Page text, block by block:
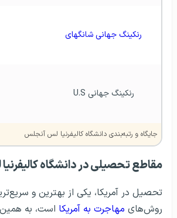
رنکینگ جهانی شانگهای
رنکینگ جهانی U.S
جایگاه و رتبه‌بندی دانشگاه کالیفرنیا لس آنجلس
مقاطع تحصیلی در دانشگاه
تحصیل در آمریکا، یکی از بهترین و
روش‌های مهاجرت به آمریکا است، به